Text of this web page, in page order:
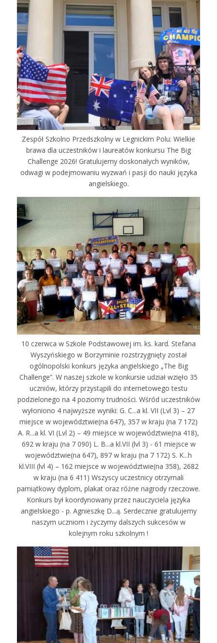
Zespół Szkolno Przedszkolny w Legnickim Polu: Wielkie
brawa dla uczestników i laureatów konkursu The Big
Challenge 2026! Gratulujemy doskonałych wyników,
odwagi w podejmowaniu wyzwań i pasji do nauki języka
angielskiego.
10 czerwca w Szkole Podstawowej im. ks. kard. Stefana
Wyszyńskiego w Borzyminie rozstrzygnięty został
ogólnopolski konkurs języka angielskiego „The Big
Challenge”. W naszej szkole w konkursie udział wzięło 35
uczniów, którzy przystąpili do internetowego testu
podzielonego na 4 poziomy trudności. Wśród uczestników
wyłoniono 4 najwyższe wyniki: G. C...a kl. VII (Lvl 3) – 27
miejsce w województwie(na 647), 357 w kraju (na 7 172)
A. R...a kl. VI (Lvl 2) – 49 miejsce w województwie(na 418),
692 w kraju (na 7 090) L. B...a kl.VII (lvl 3) - 61 miejsce w
województwie(na 647), 897 w kraju (na 7 172) S. K...h
kl.VIII (lvl 4) – 162 miejsce w województwie(na 358), 2682
w kraju (na 6 411) Wszyscy uczestnicy otrzymali
pamiątkowy dyplom, plakat oraz różne nagrody rzeczowe.
Konkurs był koordynowany przez nauczyciela języka
angielskiego - p. Agnieszkę D...ą. Serdecznie gratulujemy
naszym uczniom i życzymy dalszych sukcesów w
kolejnym roku szkolnym !